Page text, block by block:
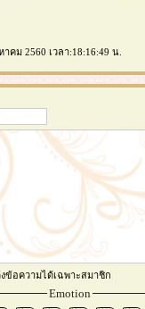
คม 2560 เวลา:18:16:49 น.
ข้อความได้เฉพาะสมาชิก
Emotion